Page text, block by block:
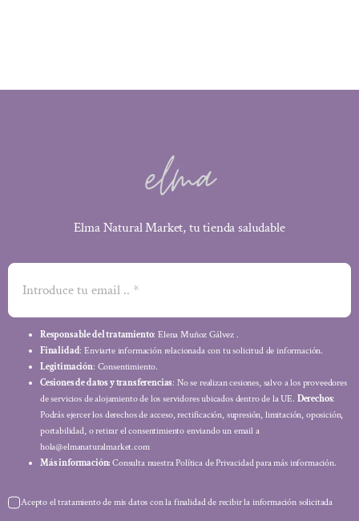
Elma Natural Market, tu tienda saludable
Responsable del tratamiento: Elena Muñoz Gálvez .
Finalidad: Enviarte información relacionada con tu solicitud de información.
Legitimación: Consentimiento.
Cesiones de datos y transferencias: No se realizan cesiones, salvo a los proveedores
de servicios de alojamiento de los servidores ubicados dentro de la UE. Derechos:
Podrás ejercer los derechos de acceso, rectificación, supresión, limitación, oposición,
portabilidad, o retirar el consentimiento enviando un email a
hola@elmanaturalmarket.com
Más información: Consulta nuestra Política de Privacidad para más información.
Acepto el tratamiento de mis datos con la finalidad de recibir la información solicitada